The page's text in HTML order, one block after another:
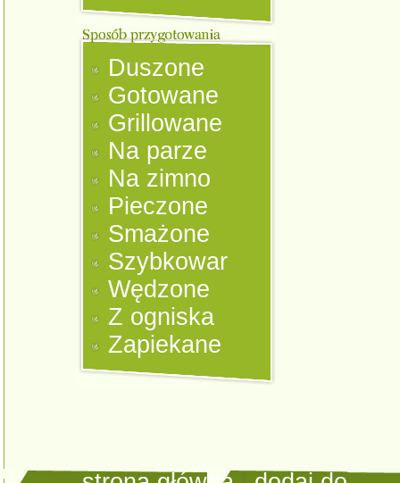
Duszone
Gotowane
Grillowane
Na parze
Na zimno
Pieczone
Smażone
Szybkowar
Wędzone
Z ogniska
Zapiekane